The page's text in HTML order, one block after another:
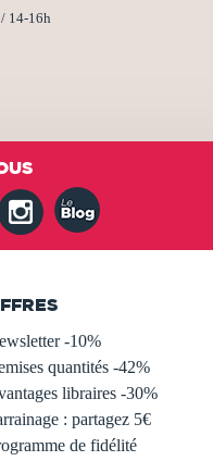
14-16h
-10%
quantités -42%
libraires -30%
: partagez 5€
de fidélité